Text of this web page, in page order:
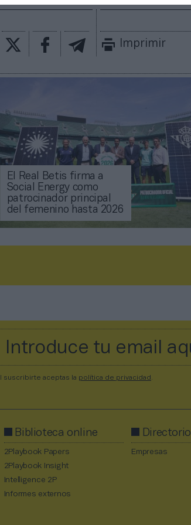
Imprimir
El Real Betis firma a
Social Energy como
patrocinador principal
del femenino hasta 2026
suscribirte aceptas la política de privacidad
Biblioteca online
2Playbook Papers
2Playbook Insight
Intelligence 2P
Informes externos
Directorio
Empresas